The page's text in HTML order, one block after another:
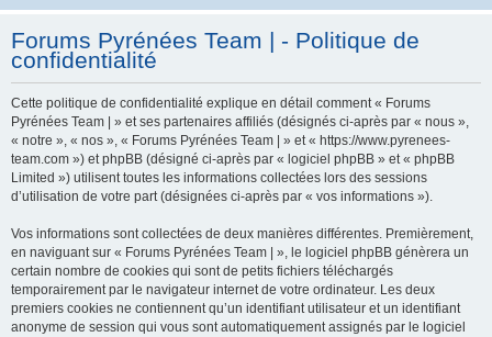
h
Forums Pyrénées Team | - Politique de
confidentialité
Cette politique de confidentialité explique en détail comment « Forums
Pyrénées Team | » et ses partenaires affiliés (désignés ci-après par « nous »,
« notre », « nos », « Forums Pyrénées Team | » et « https://www.pyrenees-
team.com ») et phpBB (désigné ci-après par « logiciel phpBB » et « phpBB
Limited ») utilisent toutes les informations collectées lors des sessions
d’utilisation de votre part (désignées ci-après par « vos informations »).
Vos informations sont collectées de deux manières différentes. Premièrement,
en naviguant sur « Forums Pyrénées Team | », le logiciel phpBB génèrera un
certain nombre de cookies qui sont de petits fichiers téléchargés
temporairement par le navigateur internet de votre ordinateur. Les deux
premiers cookies ne contiennent qu’un identifiant utilisateur et un identifiant
anonyme de session qui vous sont automatiquement assignés par le logiciel